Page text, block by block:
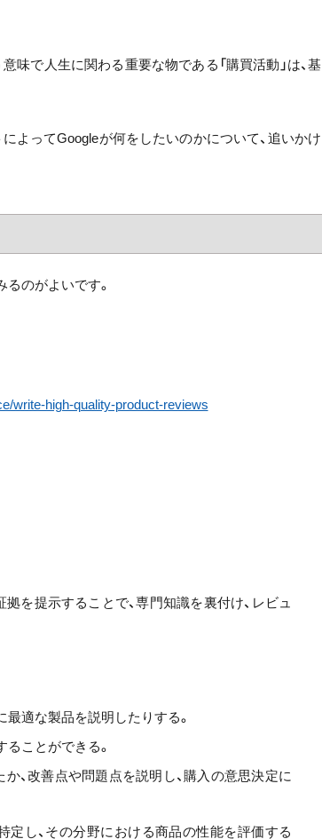
味で人生に関わる重要な物である「購買活動」は、基
よってGoogleが何をしたいのかについて、追いかけ
のがよいです。
write-high-quality-product-reviews
を提示することで、専門知識を裏付け、レビュ
適な製品を説明したりする。
ことができる。
、改善点や問題点を説明し、購入の意思決定に
し、その分野における商品の性能を評価する